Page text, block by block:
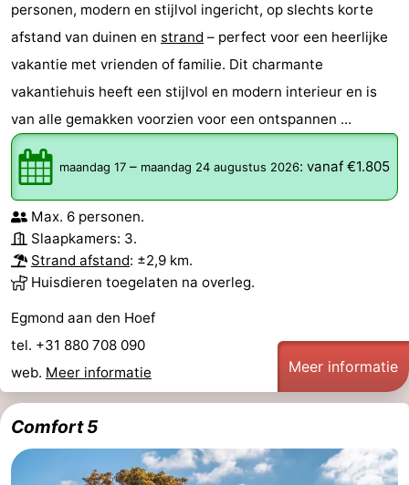
personen, modern en stijlvol ingericht, op slechts korte
afstand van duinen en strand – perfect voor een heerlijke
vakantie met vrienden of familie. Dit charmante
vakantiehuis heeft een stijlvol en modern interieur en is
van alle gemakken voorzien voor een ontspannen ...
maandag 17 – maandag 24 augustus 2026: vanaf €1.805
Max. 6 personen.
Slaapkamers: 3.
Strand afstand: ±2,9 km.
Huisdieren toegelaten na overleg.
Egmond aan den Hoef
tel. +31 880 708 090
web. Meer informatie Meer informatie
Comfort 5